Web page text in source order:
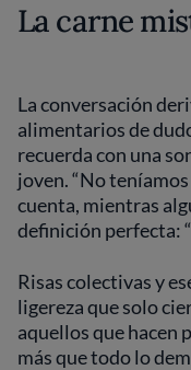
La carne
La conversación
alimentarios de
recuerda con una
joven. “No teníamos
cuenta, mientras
definición perfecta:
Risas colectivas y
ligereza que solo
aquellos que hacen
más que todo lo